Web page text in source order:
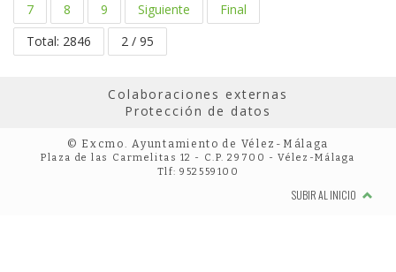
7
8 9 Siguiente
Final
Total: 2846
2 / 95
Colaboraciones externas
Protección de datos
© Excmo. Ayuntamiento de Vélez-Málaga
Plaza de las Carmelitas 12 - C.P. 29700 - Vélez-Málaga
Tlf: 952559100
SUBIR AL INICIO